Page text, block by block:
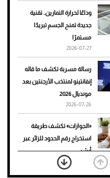
وداعًا لحرارة التمارين.. تقنية
جديدة تمنح الجسم تبريدًا
مستمرًا
2026-07-27
رسالة مسربة تكشف ما قاله
إنفانتينو لمنتخب الأرجنتين بعد
مونديال 2026
2026-07-26
«الجوازات» تكشف طريقة
استخراج رقم الحدود للزائر عبر
أبشر
2026-07-26